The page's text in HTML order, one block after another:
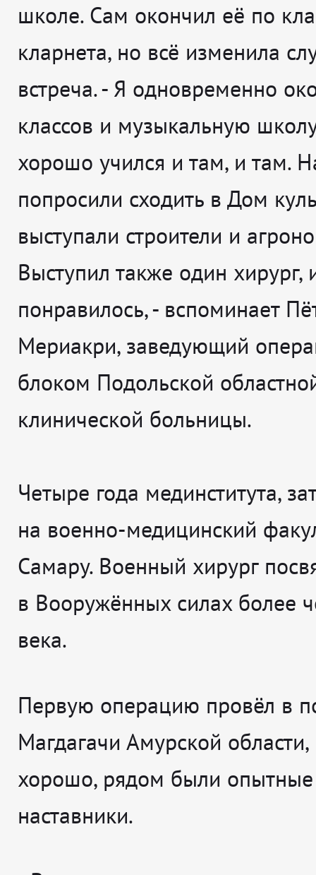
школе. Сам окончил её по
кларнета, но всё изменила
встреча. - Я одновременно
классов и музыкальную
хорошо учился и там, и там.
попросили сходить в Дом
выступали строители и
Выступил также один хирург,
понравилось, - вспоминает
Мериакри, заведующий
блоком Подольской
клинической больницы.
Четыре года мединститута,
на военно-медицинский
Самару. Военный хирург
в Вооружённых силах более
века.
Первую операцию провёл в
Магдагачи Амурской
хорошо, рядом были опытные
наставники.